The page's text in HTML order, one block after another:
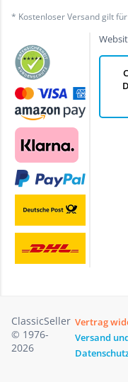
* Kostenloser Versand gilt
ClassicSeller
© 1976-
2026
Vertrag
Versand